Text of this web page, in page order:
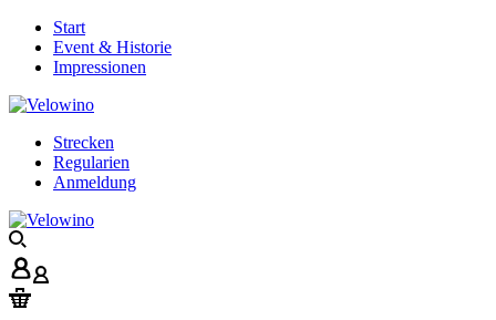
Start
Event & Historie
Impressionen
Strecken
Regularien
Anmeldung